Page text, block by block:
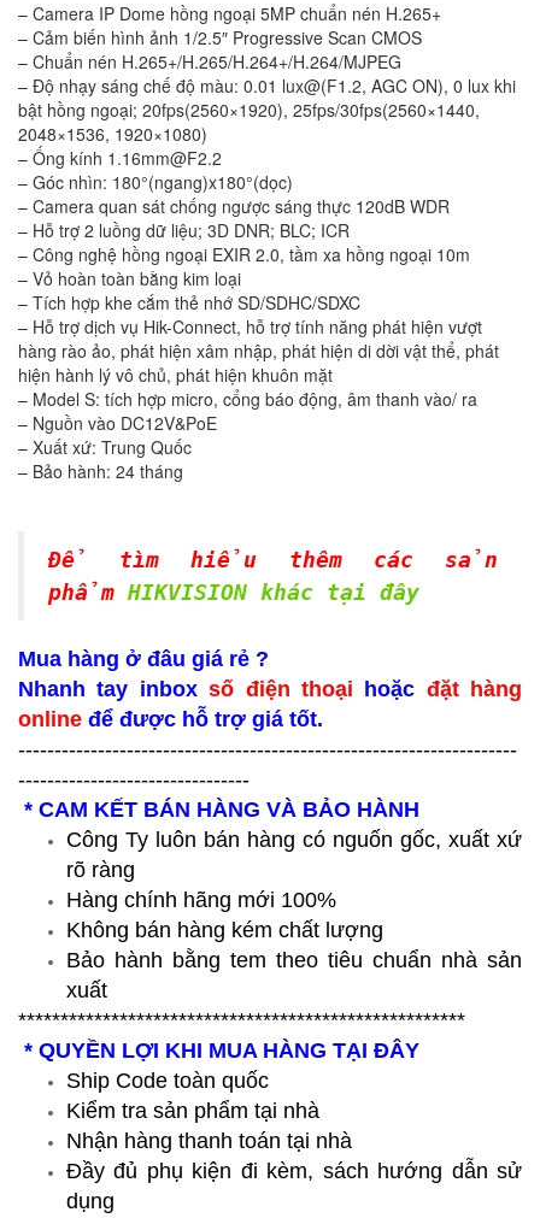
– Camera IP Dome hồng ngoại 5MP chuẩn nén H.265+
– Cảm biến hình ảnh 1/2.5″ Progressive Scan CMOS
– Chuẩn nén H.265+/H.265/H.264+/H.264/MJPEG
– Độ nhạy sáng chế độ màu: 0.01 lux@(F1.2, AGC ON), 0 lux khi
bật hồng ngoại; 20fps(2560×1920), 25fps/30fps(2560×1440,
2048×1536, 1920×1080)
– Ống kính 1.16mm@F2.2
– Góc nhìn: 180°(ngang)x180°(dọc)
– Camera quan sát chống ngược sáng thực 120dB WDR
– Hỗ trợ 2 luồng dữ liệu; 3D DNR; BLC; ICR
– Công nghệ hồng ngoại EXIR 2.0, tầm xa hồng ngoại 10m
– Vỏ hoàn toàn bằng kim loại
– Tích hợp khe cắm thẻ nhớ SD/SDHC/SDXC
– Hỗ trợ dịch vụ Hik-Connect, hỗ trợ tính năng phát hiện vượt
hàng rào ảo, phát hiện xâm nhập, phát hiện di dời vật thể, phát
hiện hành lý vô chủ, phát hiện khuôn mặt
– Model S: tích hợp micro, cổng báo động, âm thanh vào/ ra
– Nguồn vào DC12V&PoE
– Xuất xứ: Trung Quốc
– Bảo hành: 24 tháng
Để tìm hiểu thêm các sản
phẩm HIKVISION khác tại đây
Mua hàng ở đâu giá rẻ ?
Nhanh tay inboxsố điện thoại hoặc đặt hàng
online để được hỗ trợ giá tốt.
---------------------------------------------------------------------
--------------------------------
* CAM KẾT BÁN HÀNG VÀ BẢO HÀNH
Công Ty luôn bán hàng có nguốn gốc, xuất xứ
rõ ràng
Hàng chính hãng mới 100%
Không bán hàng kém chất lượng
Bảo hành bằng tem theo tiêu chuẩn nhà sản
xuất
*****************************************************
* QUYỀN LỢI KHI MUA HÀNG TẠI ĐÂY
Ship Code toàn quốc
Kiểm tra sản phẩm tại nhà
Nhận hàng thanh toán tại nhà
Đầy đủ phụ kiện đi kèm, sách hướng dẫn sử
dụng